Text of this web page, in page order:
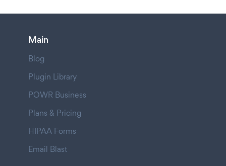
Main
Blog
Plugin Library
POWR Business
Plans & Pricing
HIPAA Forms
Email Blast